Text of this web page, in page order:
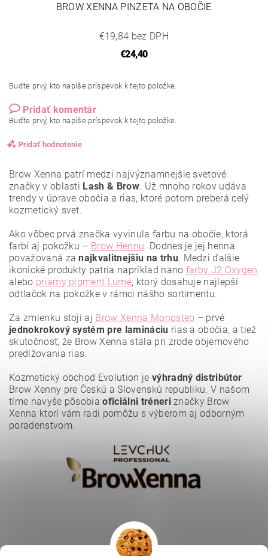
BROW XENNA PINZETA NA OBOČIE
€19,84 bez DPH
€24,40
Buďte prvý, kto napíše príspevok k tejto položke.
Pridať komentár
Buďte prvý, kto napíše príspevok k tejto položke.
Pridať hodnotenie
Vložením hodnotenie súhlasíte spodmienkami ochrany
osobných údajov.
Brow Xenna patrí medzi najvýznamnejšie svetové
značky v oblasti Lash & Brow. Už mnoho rokov udáva
trendy v úprave obočia a rias, ktoré potom preberá celý
kozmetický svet.
Ako vôbec prvá značka vyvinula farbu na obočie, ktorá
farbí aj pokožku – Brow Hennu. Dodnes je jej henna
považovaná zanajkvalitnejšiu na trhu. Medzi ďalšie
ikonické produkty patria napríklad nano farby J2 Oxygen
alebo priamy pigment Lumé, ktorý dosahuje najlepší
odtlačok na pokožke v rámci nášho sortimentu.
Za zmienku stojí aj Brow Xenna Monostep – prvé
jednokrokový systém pre lamináciu rias a obočia, a tiež
skutočnosť, že Brow Xenna stála pri zrode objemového
predlžovania rias.
Kozmetický obchod Evolution je výhradný distribútor
Brow Xenny pre Českú a Slovenskú republiku. V našom
tíme navyše pôsobiaoficiálni tréneriznačky Brow
Xenna ktorí vám radi pomôžu s výberom aj odborným
poradenstvom.